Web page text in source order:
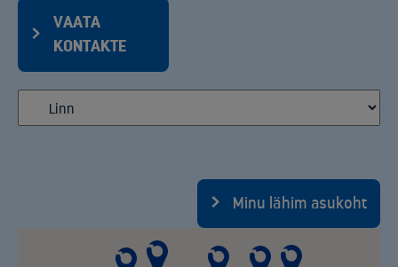
VAATA
KONTAKTE
Minu lähim asukoht